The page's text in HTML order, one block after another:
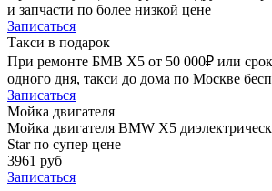
и запчасти по более низкой цене
Записаться
Такси в подарок
При ремонте БМВ Х5 от 50 000₽ или
одного дня, такси до дома по Москве
Записаться
Мойка двигателя
Мойка двигателя BMW X5
Star по супер цене
3961 руб
Записаться